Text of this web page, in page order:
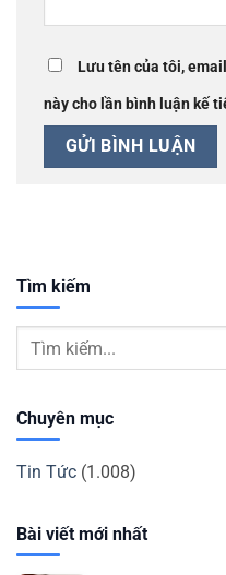
Lưu tên của tôi,
này cho lần bình luận kế
Tìm kiếm
Chuyên mục
Tin Tức (1.008)
Bài viết mới nhất